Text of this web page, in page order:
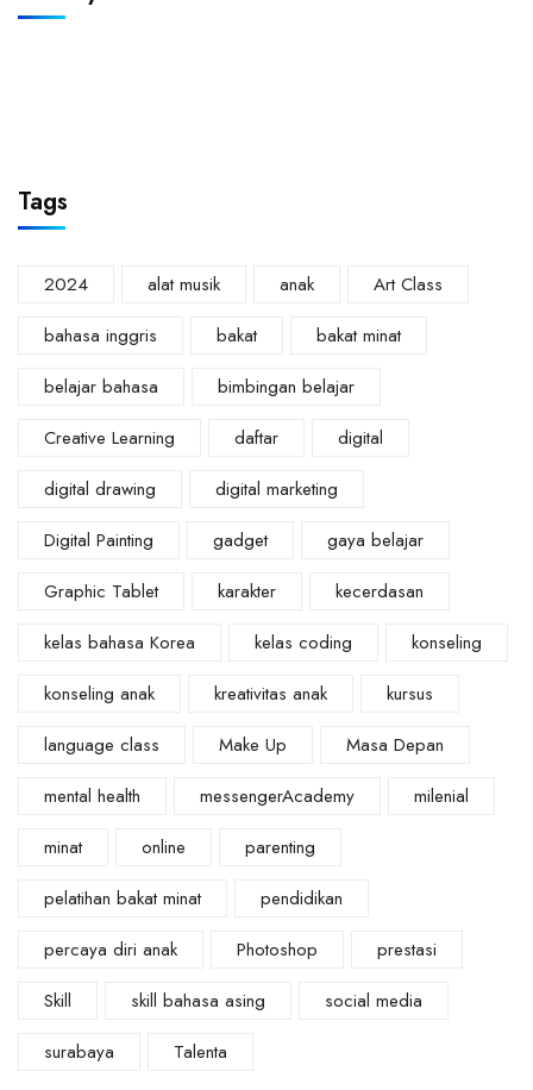
Tags
2024 alat musik anak
Art Class
bahasa inggris
bakat
bakat minat
belajar bahasa
bimbingan belajar
Creative Learning
daftar
digital
digital drawing
digital marketing
Digital Painting
gadget
gaya belajar
Graphic Tablet
karakter
kecerdasan
kelas bahasa Korea
kelas coding
konseling
konseling anak
kreativitas anak
kursus
language class
Make Up
Masa Depan
mental health
messengerAcademy
milenial
minat
online
parenting
pelatihan bakat minat
pendidikan
percaya diri anak
Photoshop
prestasi
Skill
skill bahasa asing
social media
surabaya
Talenta